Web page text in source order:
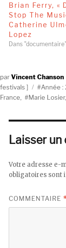
Brian Ferry, «
Stop The
Catherine
Lopez
Dans "documentaire"
AuteurVincent Chanson
festivals
Année :
France
Marie Losier,
Laisser
Votre adresse e-
obligatoires sont
COMMENTAIRE